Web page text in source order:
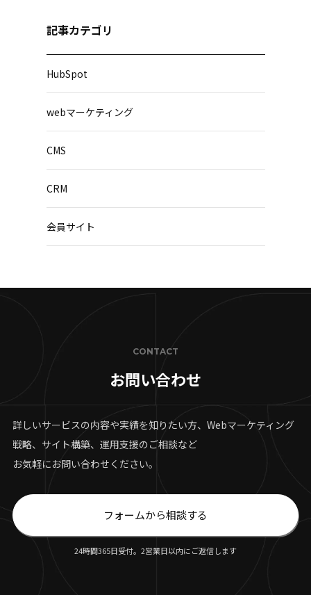
記事カテゴリ
HubSpot
webマーケティング
CMS
CRM
会員サイト
CONTACT
お問い合わせ
詳しいサービスの内容や実績を知りたい方、Webマーケティング
戦略、サイト構築、運用支援のご相談など
お気軽にお問い合わせください。
フォームから相談する
24時間365日受付。2営業日以内にご返信します